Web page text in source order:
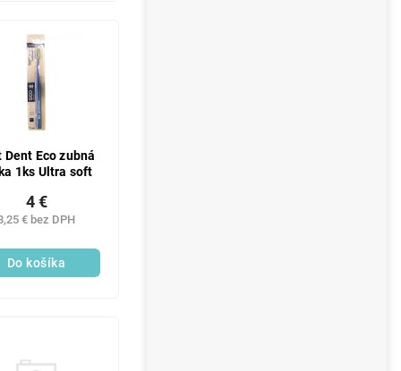
Dent Eco zubná
1ks Ultra soft
€ bez DPH
4 €
Do košíka